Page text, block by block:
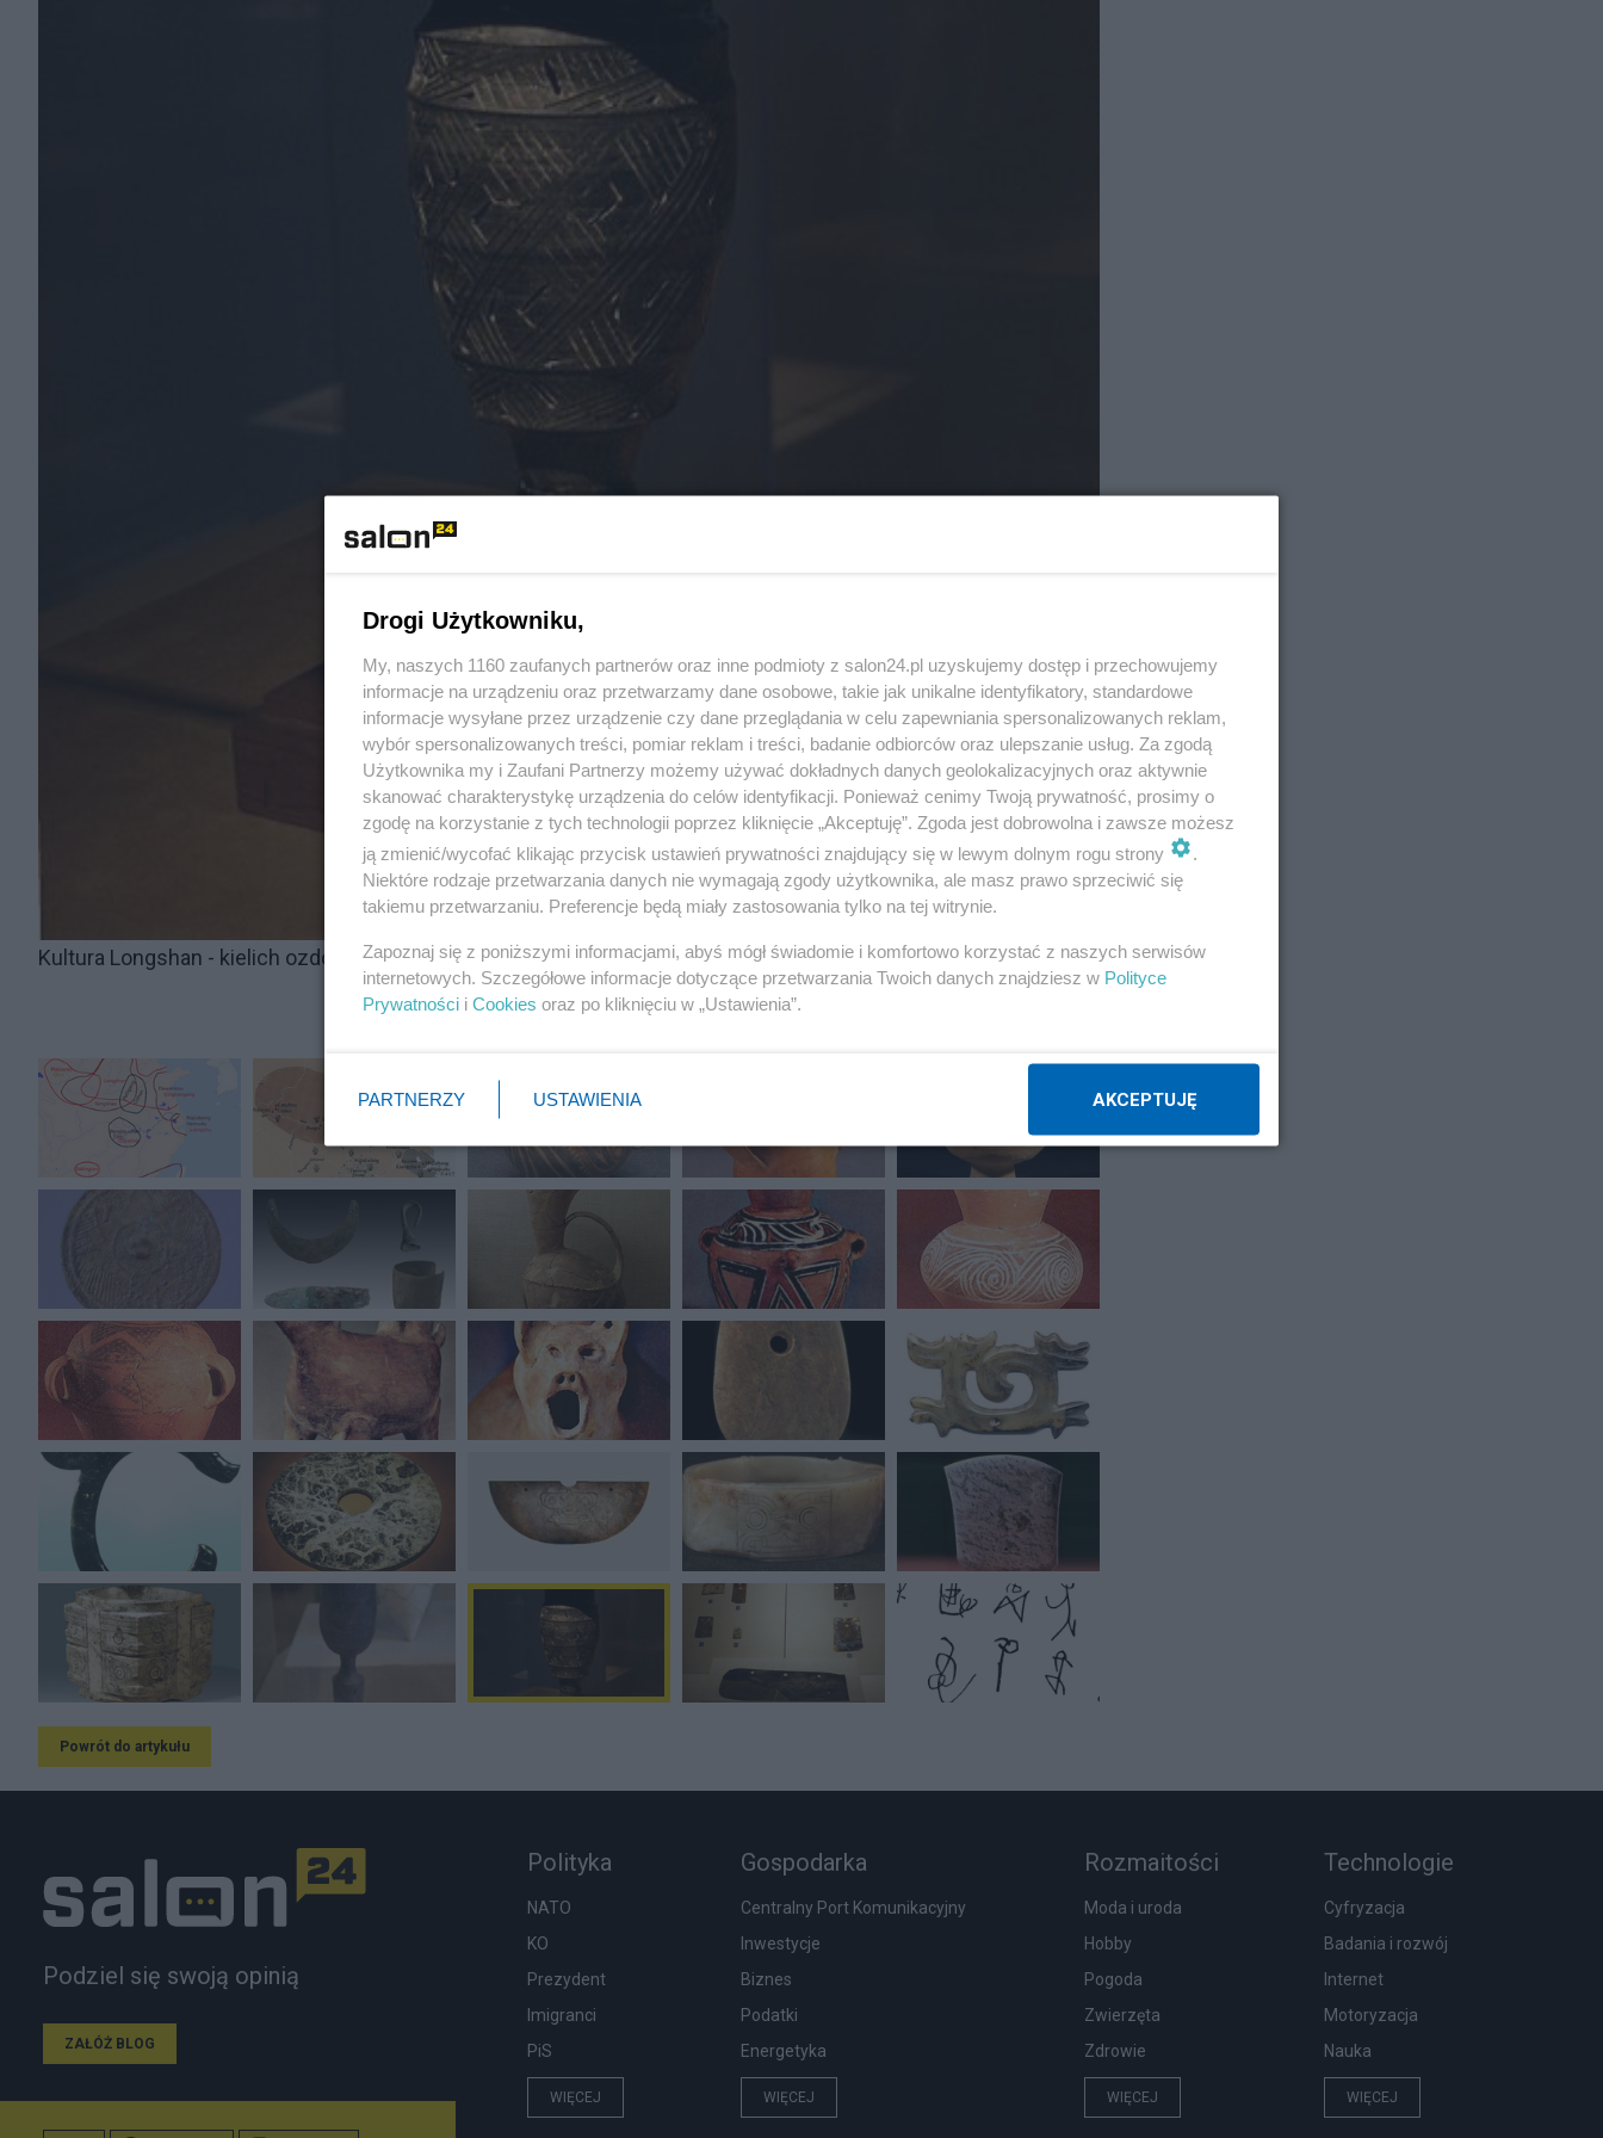
Kultura Longshan - kielich ozdobiony reliefem
POPRZEDNIE
Powrót do artykułu
Podziel się swoją opinią
ZAŁÓŻ BLOG
Polityka
NATO
KO
Prezydent
Imigranci
PiS
WIĘCEJ
Gospodarka
Centralny Port Komunikacyjny
Inwestycje
Biznes
Podatki
Energetyka
WIĘCEJ
Rozmaitości
Moda i uroda
Hobby
Pogoda
Zwierzęta
Zdrowie
WIĘCEJ
Technologie
Cyfryzacja
Badania i rozwój
Internet
Motoryzacja
Nauka
WIĘCEJ
Drogi Użytkowniku,
My, naszych 1160 zaufanych partnerów oraz inne podmioty z salon24.pl uzyskujemy dostęp i przechowujemy
informacje na urządzeniu oraz przetwarzamy dane osobowe, takie jak unikalne identyfikatory, standardowe
informacje wysyłane przez urządzenie czy dane przeglądania w celu zapewniania spersonalizowanych reklam,
wybór spersonalizowanych treści, pomiar reklam i treści, badanie odbiorców oraz ulepszanie usług. Za zgodą
Użytkownika my i Zaufani Partnerzy możemy używać dokładnych danych geolokalizacyjnych oraz aktywnie
skanować charakterystykę urządzenia do celów identyfikacji. Ponieważ cenimy Twoją prywatność, prosimy o
zgodę na korzystanie z tych technologii poprzez kliknięcie „Akceptuję”. Zgoda jest dobrowolna i zawsze możesz
ją zmienić/wycofać klikając przycisk ustawień prywatności znajdujący się w lewym dolnym rogu strony
.
Niektóre rodzaje przetwarzania danych nie wymagają zgody użytkownika, ale masz prawo sprzeciwić się
takiemu przetwarzaniu. Preferencje będą miały zastosowania tylko na tej witrynie.
Zapoznaj się z poniższymi informacjami, abyś mógł świadomie i komfortowo korzystać z naszych serwisów
internetowych. Szczegółowe informacje dotyczące przetwarzania Twoich danych znajdziesz w Polityce
Prywatności i Cookies oraz po kliknięciu w „Ustawienia”.
PARTNERZY USTAWIENIA AKCEPTUJĘ